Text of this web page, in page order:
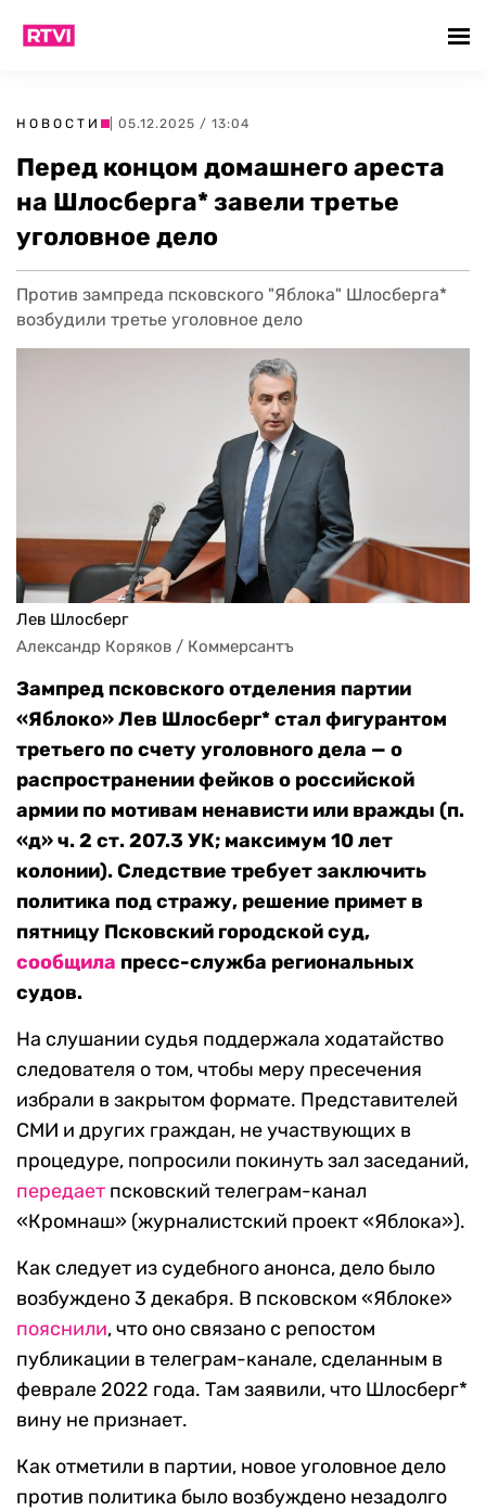
НОВОСТИ | 05.12.2025 / 13:04
Перед концом домашнего ареста
на Шлосберга* завели третье
уголовное дело
Против зампреда псковского "Яблока" Шлосберга*
возбудили третье уголовное дело
Лев Шлосберг
Александр Коряков / Коммерсантъ
Зампред псковского отделения партии
«Яблоко» Лев Шлосберг* стал фигурантом
третьего по счету уголовного дела — о
распространении фейков о российской
армии по мотивам ненависти или вражды (п.
«д» ч. 2 ст. 207.3 УК; максимум 10 лет
колонии). Следствие требует заключить
политика под стражу, решение примет в
пятницу Псковский городской суд,
сообщила пресс-служба региональных
судов.
На слушании судья поддержала ходатайство
следователя о том, чтобы меру пресечения
избрали в закрытом формате. Представителей
СМИ и других граждан, не участвующих в
процедуре, попросили покинуть зал заседаний,
передает псковский телеграм-канал
«Кромнаш» (журналистский проект «Яблока»).
Как следует из судебного анонса, дело было
возбуждено 3 декабря. В псковском «Яблоке»
пояснили, что оно связано с репостом
публикации в телеграм-канале, сделанным в
феврале 2022 года. Там заявили, что Шлосберг*
вину не признает.
Как отметили в партии, новое уголовное дело
против политика было возбуждено незадолго